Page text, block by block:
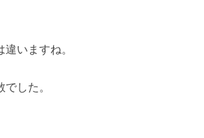
いますね。
した。